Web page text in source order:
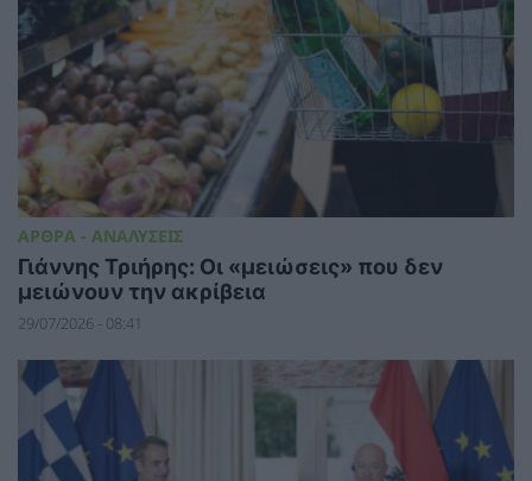
ΑΡΘΡΑ - ΑΝΑΛΥΣΕΙΣ
Γιάννης Τριήρης: Οι «μειώσεις» που δεν
μειώνουν την ακρίβεια
29/07/2026 - 08:41